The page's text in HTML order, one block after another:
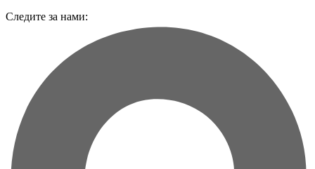
Следите за нами: